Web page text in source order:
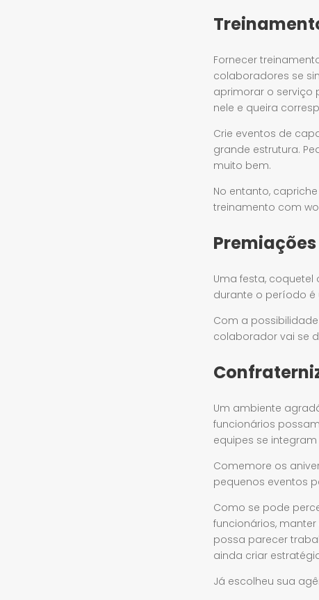
Fornecer
colaboradores se
aprimorar o serviço
nele e queira
Crie eventos de
grande estrutura.
muito bem.
No entanto,
treinamento com
Uma festa,
durante o período
Com a
colaborador vai se
Um ambiente
funcionários
equipes se integram
Comemore os
pequenos eventos
Como se pode
funcionários,
possa parecer
ainda criar
Já escolheu sua